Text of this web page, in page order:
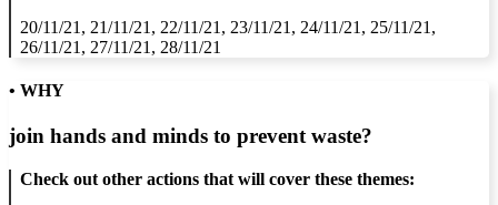
20/11/21, 21/11/21, 22/11/21, 23/11/21, 24/11/21, 25/11/21,
26/11/21, 27/11/21, 28/11/21
• WHY
join hands and minds to prevent waste?
Check out other actions that will cover these themes: